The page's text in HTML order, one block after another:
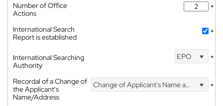
Number of Office
Actions
*
International Search
Report is established
*
International Searching
Authority
EPO *
Recordal of a Change of
the Applicant's
Name/Address
Change of Applicant's Name and Address *